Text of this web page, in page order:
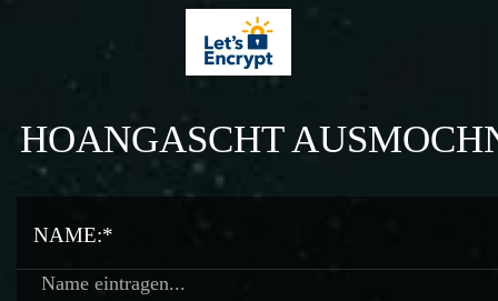
HOANGASCHT
NAME:*